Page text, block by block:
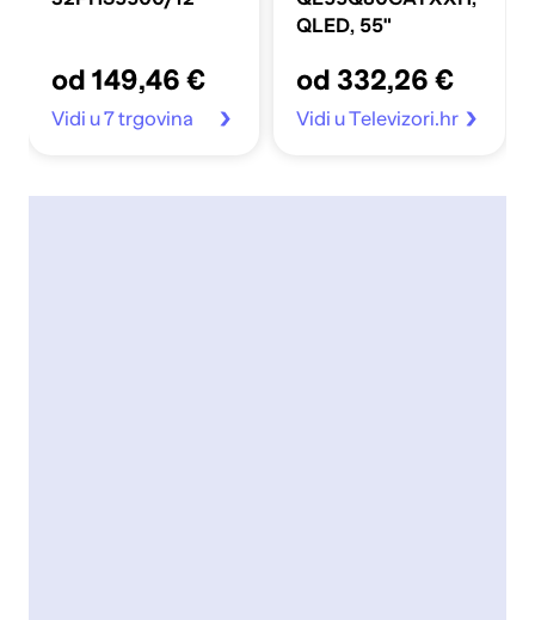
od 149,46 €
Vidi u 7 trgovina
QLED, 55"
od 332,26 €
Vidi u Televizori.hr